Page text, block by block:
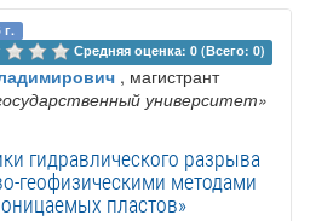
г.
Средняя оценка: 0 (Всего: 0)
, магистрант
университет»
гидравлического разрыва
геофизическими методами
пластов»